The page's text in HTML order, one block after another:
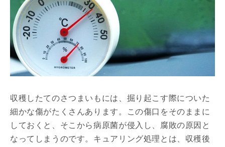
収穫したてのさつまいもには、掘り起こす際についた
細かな傷がたくさんあります。この傷口をそのままに
しておくと、そこから病原菌が侵入し、腐敗の原因と
なってしまうのです。キュアリング処理とは、収穫後